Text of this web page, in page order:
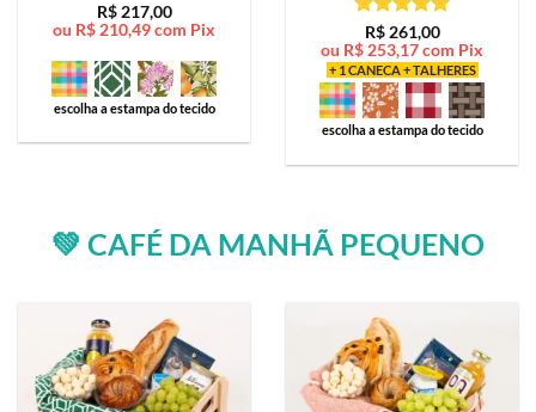
Avaliação5
de 5
R$217,00
ou R$ 210,49com Pix
escolha a estampa do tecido
Avaliação5
de 5
R$261,00
ou R$ 253,17com Pix
+ 1 CANECA + TALHERES
escolha a estampa do tecido
💚 CAFÉ DA MANHÃ PEQUENO